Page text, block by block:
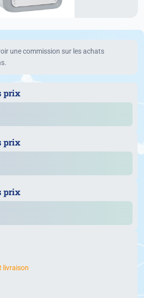
une commission sur les achats
prix
prix
prix
livraison